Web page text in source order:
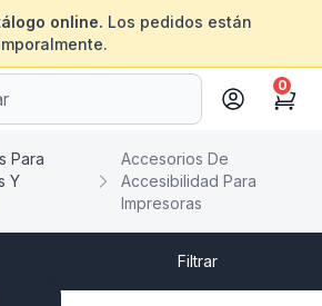
online. Los pedidos están
Cart
0
Para
Y
Accesorios De
Accesibilidad Para
Impresoras
Filtrar